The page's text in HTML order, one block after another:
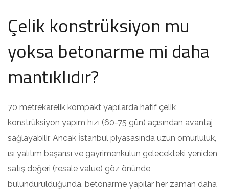
Çelik konstrüksiyon mu
yoksa betonarme mi daha
mantıklıdır?
70 metrekarelik kompakt yapılarda hafif çelik
konstrüksiyon yapım hızı (60-75 gün) açısından avantaj
sağlayabilir. Ancak İstanbul piyasasında uzun ömürlülük,
ısı yalıtım başarısı ve gayrimenkulün gelecekteki yeniden
satış değeri (resale value) göz önünde
bulundurulduğunda, betonarme yapılar her zaman daha